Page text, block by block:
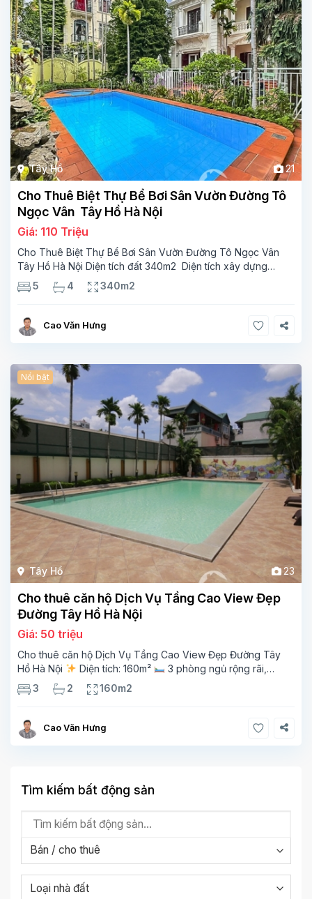
Tây Hồ 21
Cho Thuê Biệt Thự Bể Bơi Sân Vườn Đường Tô
Ngọc Vân Tây Hồ Hà Nội
Giá: 110 Triệu
Cho Thuê Biệt Thự Bể Bơi Sân Vườn Đường Tô Ngọc Vân
Tây Hồ Hà Nội Diện tích đất 340m2 Diện tích xây dựng
110m2 Xây 3 tầng, 5 phòng ngủ 4 phòng tắm Tầng 1, ,
phòng khách , phòng bếp-1wc Tầng 2, 3
5 4 340m2
Cao Văn Hưng
Tây Hồ 23
Nổi bật
Cho thuê căn hộ Dịch Vụ Tầng Cao View Đẹp
Đường Tây Hồ Hà Nội
Giá: 50 triệu
Cho thuê căn hộ Dịch Vụ Tầng Cao View Đẹp Đường Tây
Hồ Hà Nội
Diện tích: 160m²
3 phòng ngủ rộng rãi,
thoáng sáng
2 phòng tắm tiện nghi
khách hiện đại, ban công thoáng mát
3 2 160m2
Cao Văn Hưng
Tìm kiếm bất động sản